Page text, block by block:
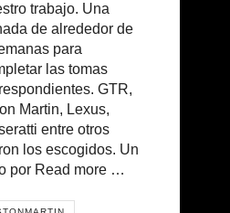
trabajo. Una
de alrededor de
para
las tomas
GTR,
Martin, Lexus,
entre otros
los escogidos. Un
por Read more …